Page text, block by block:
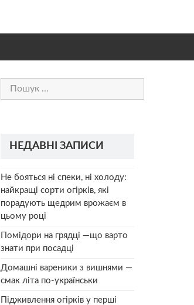
Пошук:
НЕДАВНІ ЗАПИСИ
Не бояться ні спеки, ні холоду:
найкращі сорти огірків, які
порадують щедрим врожаєм в
цьому році
Помідори на грядці —що варто
знати при посадці
Домашні вареники з вишнями —
смак літа по-українськи
Підживлення огірків у перші